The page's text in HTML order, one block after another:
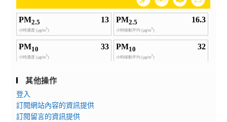
其他操作
登入
訂閱網站內容的資訊提供
訂閱留言的資訊提供